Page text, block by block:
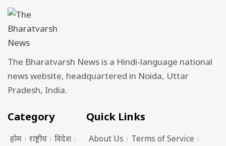
The Bharatvarsh News is a Hindi-language national
news website, headquartered in Noida, Uttar
Pradesh, India.
Category
होम राष्ट्रीय विदेश
Quick Links
About Us Terms of Service